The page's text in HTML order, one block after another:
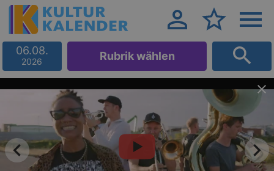
06.08.
2026 Rubrik wählen